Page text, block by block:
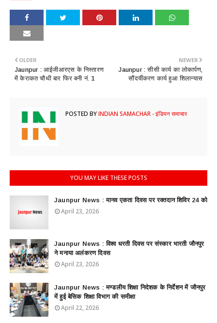
NEWER
Jaunpur : सीसी कार्य का लोकार्पण,
सौंदर्यीकरण कार्य हुआ शिलान्यास
OLDER
Jaunpur : आईजीआरएस के निस्तारण
में केराकत चौथी बार फिर बनी नं. 1
POSTED BYINDIAN SAMACHAR - इंडियन समाचार
YOU MAY LIKE THESE POSTS
Jaunpur News : ​मानव एकता दिवस पर रक्तदान शिविर 24 को
April 23, 2026
Jaunpur News : विश्व धरती दिवस पर संस्कार भारती जौनपुर
ने मनाया अलंकरण दिवस
April 23, 2026
Jaunpur News : ​मण्डलीय शिक्षा निदेशक के निर्देशन में जौनपुर
में हुई बेसिक शिक्षा विभाग की समीक्षा
April 22, 2026